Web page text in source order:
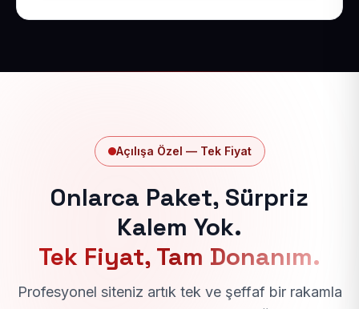
Açılışa Özel — Tek Fiyat
Onlarca Paket, Sürpriz
Kalem Yok.
Tek Fiyat, Tam Donanım.
Profesyonel siteniz artık tek ve şeffaf bir rakamla